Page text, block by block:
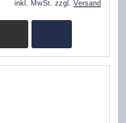
inkl. MwSt. zzgl. Versand